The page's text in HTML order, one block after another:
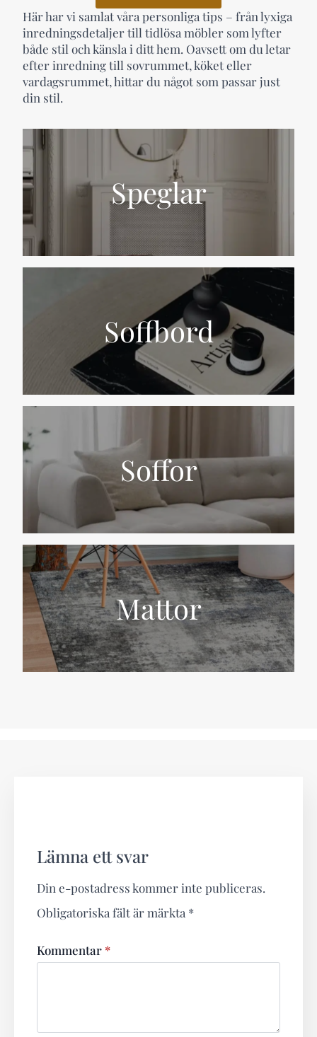
Speglar
Soffbord
Soffor
Mattor
Här har vi samlat våra personliga tips – från lyxiga
inredningsdetaljer till tidlösa möbler som lyfter
både stil och känsla i ditt hem. Oavsett om du letar
efter inredning till sovrummet, köket eller
vardagsrummet, hittar du något som passar just
din stil.
Lämna ett svar
Din e-postadress kommer inte publiceras.
Obligatoriska fält är märkta *
Kommentar *